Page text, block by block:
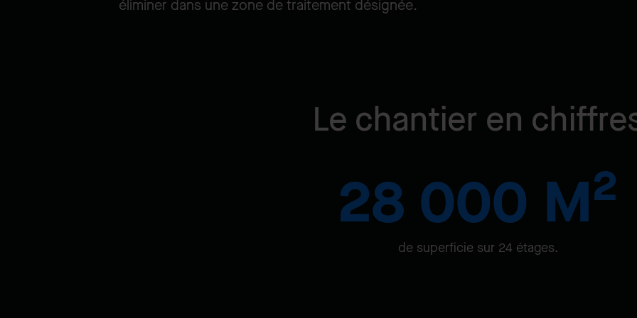
éliminer dans une zone de traitement désignée.
Le chantier en
28 000 M2
de superficie sur 24 étages.